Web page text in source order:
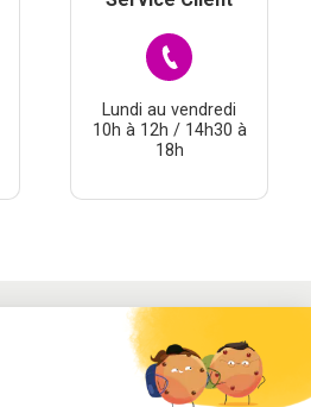
Lundi au vendredi
10h à 12h / 14h30 à
18h